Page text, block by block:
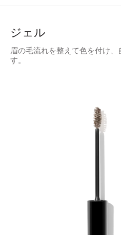
ジェル
眉の毛流れを整えて色を付け、
す。